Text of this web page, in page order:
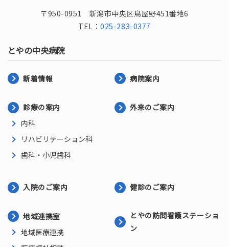
〒950-0951 新潟市中央区鳥屋野451番地6
TEL：025-283-0377
とやの中央病院
新着情報 病院案内
診療の案内
内科
リハビリテーション科
歯科・小児歯科
外来のご案内
入院のご案内 健診のご案内
地域連携室
地域医療連携
とやの訪問看護ステーショ
ン